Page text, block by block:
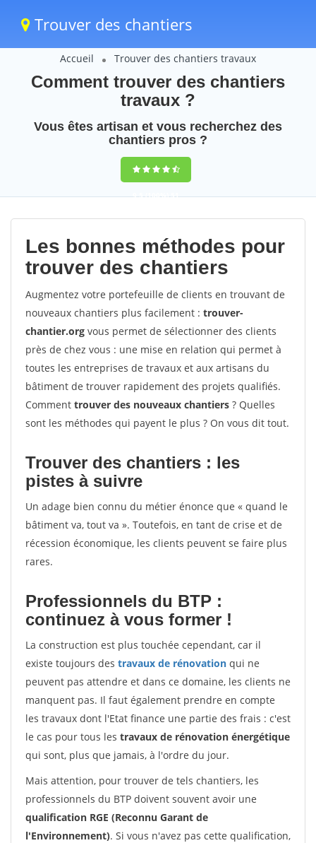
Trouver des chantiers
Accueil Trouver des chantiers travaux
Comment trouver des chantiers
travaux ?
Vous êtes artisan et vous recherchez des
chantiers pros ?
9,5(100%)51
votes
Les bonnes méthodes pour
trouver des chantiers
Augmentez votre portefeuille de clients en trouvant de
nouveaux chantiers plus facilement : trouver-
chantier.org vous permet de sélectionner des clients
près de chez vous : une mise en relation qui permet à
toutes les entreprises de travaux et aux artisans du
bâtiment de trouver rapidement des projets qualifiés.
Comment trouver des nouveaux chantiers ? Quelles
sont les méthodes qui payent le plus ? On vous dit tout.
Trouver des chantiers : les
pistes à suivre
Un adage bien connu du métier énonce que « quand le
bâtiment va, tout va ». Toutefois, en tant de crise et de
récession économique, les clients peuvent se faire plus
rares.
Professionnels du BTP :
continuez à vous former !
La construction est plus touchée cependant, car il
existe toujours des travaux de rénovation qui ne
peuvent pas attendre et dans ce domaine, les clients ne
manquent pas. Il faut également prendre en compte
les travaux dont l'Etat finance une partie des frais : c'est
le cas pour tous les travaux de rénovation énergétique
qui sont, plus que jamais, à l'ordre du jour.
Mais attention, pour trouver de tels chantiers, les
professionnels du BTP doivent souvent avoir une
qualification RGE (Reconnu Garant de
l'Environnement). Si vous n'avez pas cette qualification,